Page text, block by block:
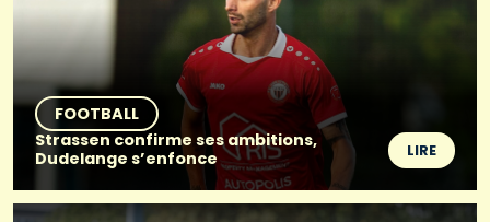
FOOTBALL
Strassen confirme ses ambitions,
Dudelange s’enfonce
LIRE